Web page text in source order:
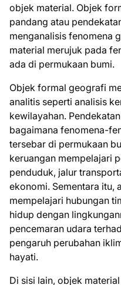
objek material. Objek
pandang atau
menganalisis fenomena
material merujuk pada
ada di permukaan bumi.
Objek formal geografi
analitis seperti analisis
kewilayahan.
bagaimana fenomena-
tersebar di permukaan
keruangan mempelajari
penduduk, jalur
ekonomi. Sementara itu,
mempelajari hubungan
hidup dengan
pencemaran udara
pengaruh perubahan
hayati.
Di sisi lain, objek